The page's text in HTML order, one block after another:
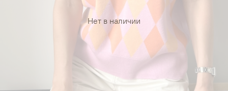
Нет в наличии